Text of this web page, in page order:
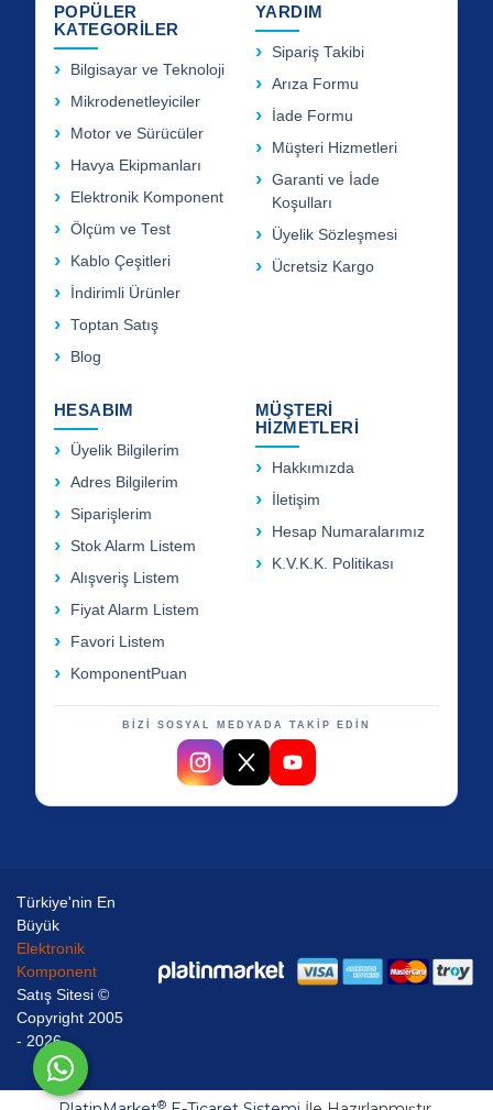
POPÜLER
KATEGORİLER
Bilgisayar ve Teknoloji
Mikrodenetleyiciler
Motor ve Sürücüler
Havya Ekipmanları
Elektronik Komponent
Ölçüm ve Test
Kablo Çeşitleri
İndirimli Ürünler
Toptan Satış
Blog
YARDIM
Sipariş Takibi
Arıza Formu
İade Formu
Müşteri Hizmetleri
Garanti ve İade
Koşulları
Üyelik Sözleşmesi
Ücretsiz Kargo
HESABIM
Üyelik Bilgilerim
Adres Bilgilerim
Siparişlerim
Stok Alarm Listem
Alışveriş Listem
Fiyat Alarm Listem
Favori Listem
KomponentPuan
MÜŞTERİ
HİZMETLERİ
Hakkımızda
İletişim
Hesap Numaralarımız
K.V.K.K. Politikası
BİZİ SOSYAL MEDYADA TAKİP EDİN
Türkiye'nin En
Büyük
Elektronik
Komponent
Satış Sitesi ©
Copyright 2005
- 2026
®